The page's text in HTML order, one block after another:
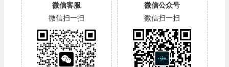
微信客服
微信扫一扫
微信公众号
微信扫一扫